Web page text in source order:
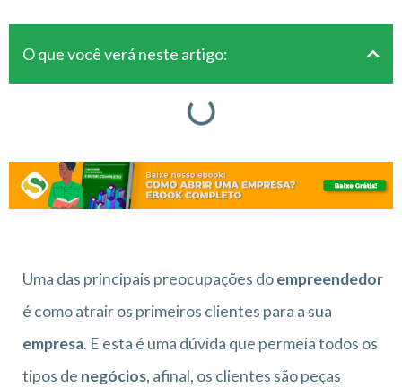
O que você verá neste artigo:
Uma das principais preocupações doempreendedor
é como atrair os primeiros clientes para a sua
empresa. E esta é uma dúvida que permeia todos os
tipos de negócios, afinal, os clientes são peças